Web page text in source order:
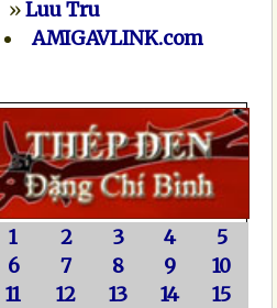
»Luu Tru
AMIGAVLINK.com
1 2 3 4
5
6
7 8 9
10
11
12 13 14
15